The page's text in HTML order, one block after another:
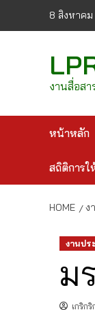
8 สิงหาค
งานสื่อส
หน้าหลัก
สถิติการใ
HOME ง
งานปร
ม
เกริก